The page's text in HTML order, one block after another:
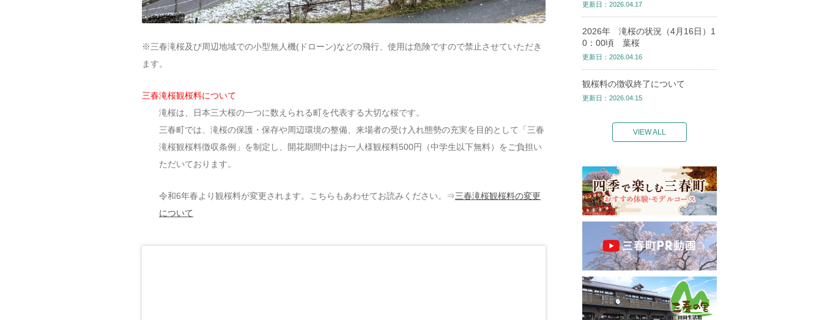
※三春滝桜及び周辺地域での小型無人機(ドローン)などの飛行、使用は危険ですので禁止させていただき
ます。
三春滝桜観桜料について
滝桜は、日本三大桜の一つに数えられる町を代表する大切な桜です。
三春町では、滝桜の保護・保存や周辺環境の整備、来場者の受け入れ態勢の充実を目的として「三春
滝桜観桜料徴収条例」を制定し、開花期間中はお一人様観桜料500円（中学生以下無料）をご負担い
ただいております。
令和6年春より観桜料が変更されます。こちらもあわせてお読みください。⇒三春滝桜観桜料の変更
について
更新日：2026.04.17
2026年 滝桜の状況（4月16日）1
0：00頃 葉桜
更新日：2026.04.16
観桜料の徴収終了について
更新日：2026.04.15
VIEW ALL